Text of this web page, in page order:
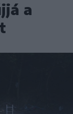
a